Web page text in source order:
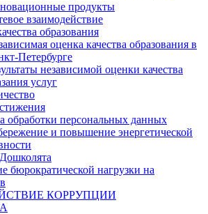
продукты
взаимодействие
образования
оценка качества образования в
Петербурге
независимой оценки качества
услуг
обработки персональных данных
и повышение энергетической
бюрократической нагрузки на
КОРРУПЦИИ